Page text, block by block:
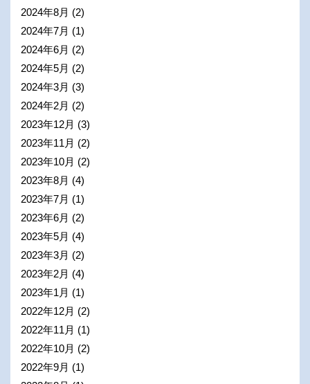
2024年8月 (2)
2024年7月 (1)
2024年6月 (2)
2024年5月 (2)
2024年3月 (3)
2024年2月 (2)
2023年12月 (3)
2023年11月 (2)
2023年10月 (2)
2023年8月 (4)
2023年7月 (1)
2023年6月 (2)
2023年5月 (4)
2023年3月 (2)
2023年2月 (4)
2023年1月 (1)
2022年12月 (2)
2022年11月 (1)
2022年10月 (2)
2022年9月 (1)